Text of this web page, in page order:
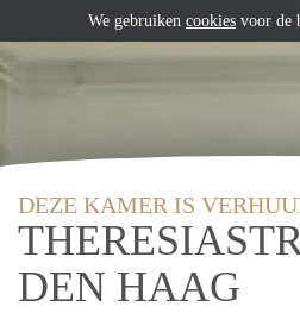
DEZE KAMER IS
DEN HAAG
We gebruiken cookies voor de